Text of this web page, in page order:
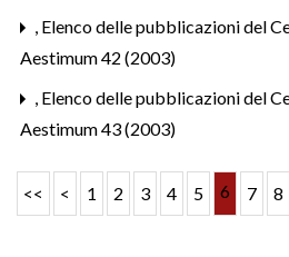
, Elenco delle pubblicazioni del
Aestimum 42 (2003)
, Elenco delle pubblicazioni del
Aestimum 43 (2003)
<< < 1 2 3 4 5 6 7 8